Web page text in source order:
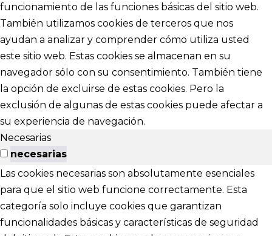
funcionamiento de las funciones básicas del sitio web.
También utilizamos cookies de terceros que nos
ayudan a analizar y comprender cómo utiliza usted
este sitio web. Estas cookies se almacenan en su
navegador sólo con su consentimiento. También tiene
la opción de excluirse de estas cookies. Pero la
exclusión de algunas de estas cookies puede afectar a
su experiencia de navegación.
Necesarias
necesarias
Las cookies necesarias son absolutamente esenciales
para que el sitio web funcione correctamente. Esta
categoría solo incluye cookies que garantizan
funcionalidades básicas y características de seguridad